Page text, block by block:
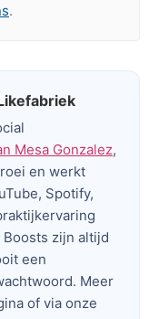
.
Mesa Gonzalez,
en werkt
Spotify,
zijn altijd
een
Meer
of via onze